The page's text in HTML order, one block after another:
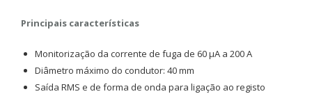
Principais características
Monitorização da corrente de fuga de 60 μA a 200 A
Diâmetro máximo do condutor: 40 mm
Saída RMS e de forma de onda para ligação ao registo